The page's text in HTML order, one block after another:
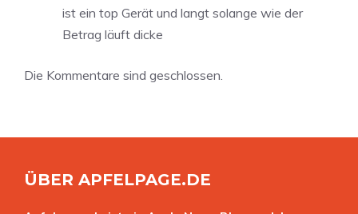
ist ein top Gerät und langt solange wie der
Betrag läuft dicke
Die Kommentare sind geschlossen.
ÜBER APFELPAGE.DE